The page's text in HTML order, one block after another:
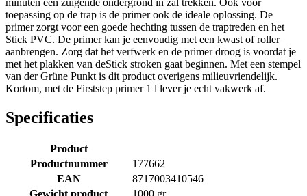
toepassing op de trap is de primer ook de ideale oplossing. De
primer zorgt voor een goede hechting tussen de traptreden en het
Stick PVC. De primer kan je eenvoudig met een kwast of roller
aanbrengen. Zorg dat het verfwerk en de primer droog is voordat je
met het plakken van deStick stroken gaat beginnen. Met een stempel
van der Grüne Punkt is dit product overigens milieuvriendelijk.
Kortom, met de Firststep primer 1 l lever je echt vakwerk af.
Specificaties
Product
Productnummer
177662
EAN
8717003410546
Gewicht product
1000 gr